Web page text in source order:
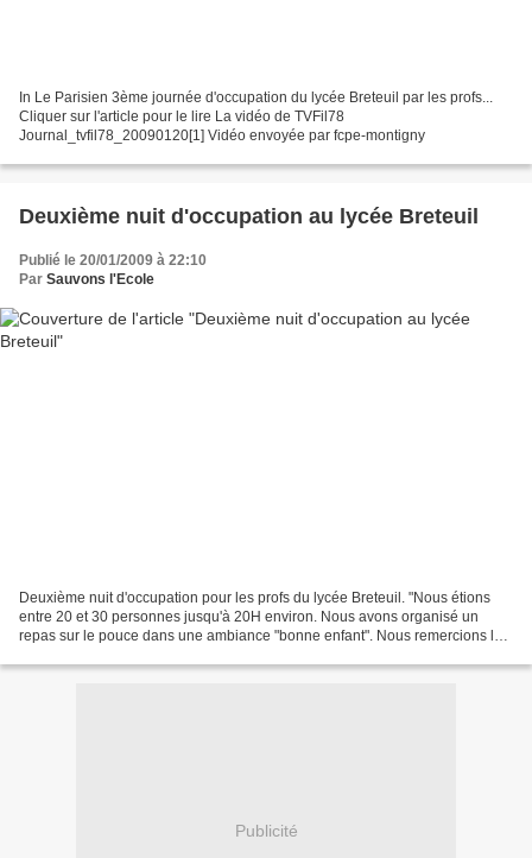
In Le Parisien 3ème journée d'occupation du lycée Breteuil par les profs...
Cliquer sur l'article pour le lire La vidéo de TVFil78
Journal_tvfil78_20090120[1] Vidéo envoyée par fcpe-montigny
Deuxième nuit d'occupation au lycée Breteuil
Publié le 20/01/2009 à 22:10
Par Sauvons l'Ecole
Deuxième nuit d'occupation pour les profs du lycée Breteuil. "Nous étions
entre 20 et 30 personnes jusqu'à 20H environ. Nous avons organisé un
repas sur le pouce dans une ambiance "bonne enfant". Nous remercions les
Publicité